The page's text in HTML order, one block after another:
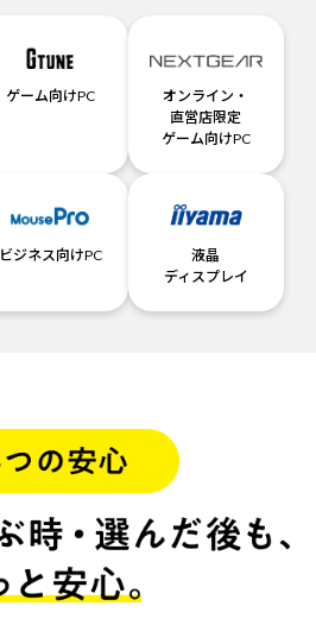
ゲーム向けPC
オンライン・
直営店限定
ゲーム向けPC
ビジネス向けPC
液晶
ディスプレイ